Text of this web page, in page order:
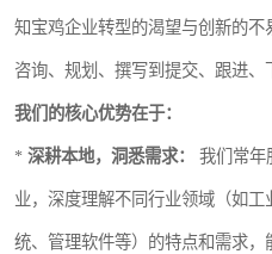
知宝鸡企业转型的渴望与创新的
咨询、规划、撰写到提交、跟进、
我们的核心优势在于：
* 深耕本地，洞悉需求： 我们常年
业，深度理解不同行业领域（如
统、管理软件等）的特点和需求，